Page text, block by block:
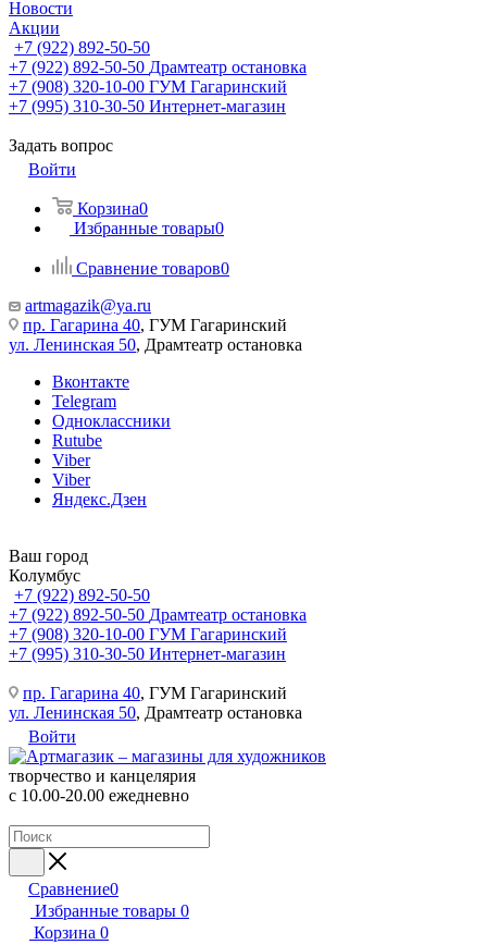
Новости
Акции
+7 (922) 892-50-50
+7 (922) 892-50-50 Драмтеатр остановка
+7 (908) 320-10-00 ГУМ Гагаринский
+7 (995) 310-30-50 Интернет-магазин
Задать вопрос
Войти
Корзина0
Избранные товары0
Сравнение товаров0
artmagazik@ya.ru
пр. Гагарина 40, ГУМ Гагаринский
ул. Ленинская 50, Драмтеатр остановка
Вконтакте
Telegram
Одноклассники
Rutube
Viber
Viber
Яндекс.Дзен
Ваш город
Колумбус
+7 (922) 892-50-50
+7 (922) 892-50-50 Драмтеатр остановка
+7 (908) 320-10-00 ГУМ Гагаринский
+7 (995) 310-30-50 Интернет-магазин
пр. Гагарина 40, ГУМ Гагаринский
ул. Ленинская 50, Драмтеатр остановка
Войти
творчество и канцелярия
с 10.00-20.00 ежедневно
Сравнение0
Избранные товары 0
Корзина 0